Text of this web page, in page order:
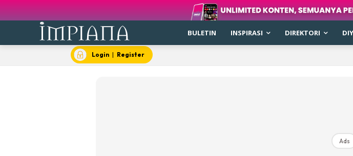
BULETIN INSPIRASI DIREKTORI DIY
Login | Register
Ads